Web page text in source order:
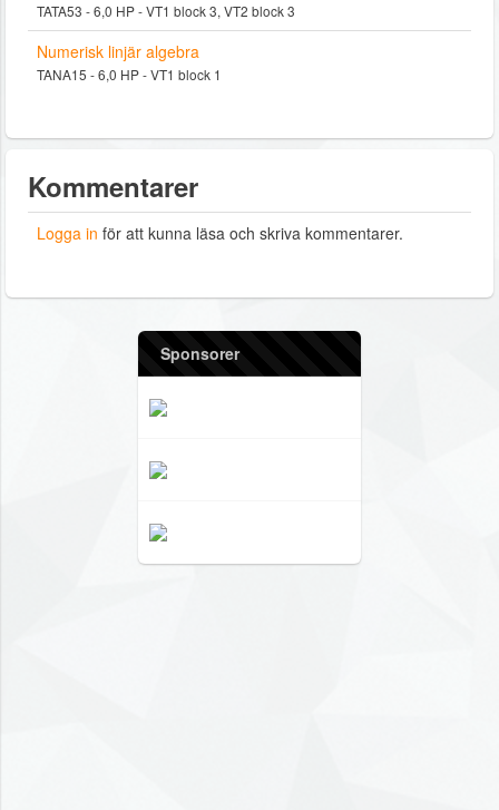
TATA53 - 6,0 HP - VT1 block 3, VT2 block 3
Numerisk linjär algebra
TANA15 - 6,0 HP - VT1 block 1
Kommentarer
Logga in för att kunna läsa och skriva kommentarer.
Sponsorer